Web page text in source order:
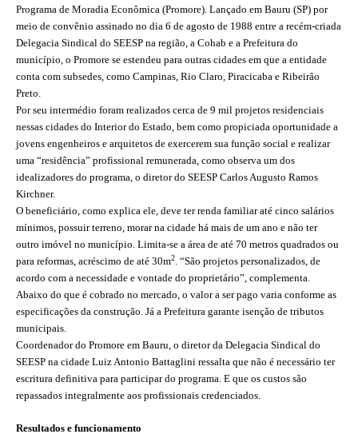
COMPOSIÇÃO
CONSELHOS ASSESSORES
PERSONALIDADES DA TECNOLOGIA
NÚCLEO DA MULHER ENGENHEIRA
TRANSPARÊNCIA
ACORDOS, CONVENÇÕES E DISSÍDIOS
CONTRIBUIÇÕES
CONTRIBUIÇÃO ASSISTENCIAL
CONTRIBUIÇÃO ASSOCIATIVA OU ANUIDADE DE SÓCIO
CONTRIBUIÇÃO SINDICAL URBANA
REVISÃO DE APOSENTADORIA
FGTS EXPURGOS
Programa de Moradia Econômica (Promore). Lançado em Bauru (SP) por
meio de convênio assinado no dia 6 de agosto de 1988 entre a recém-criada
Delegacia Sindical do SEESP na região, a Cohab e a Prefeitura do
município, o Promore se estendeu para outras cidades em que a entidade
conta com subsedes, como Campinas, Rio Claro, Piracicaba e Ribeirão
Preto.
Por seu intermédio foram realizados cerca de 9 mil projetos residenciais
nessas cidades do Interior do Estado, bem como propiciada oportunidade a
jovens engenheiros e arquitetos de exercerem sua função social e realizar
uma “residência” profissional remunerada, como observa um dos
idealizadores do programa, o diretor do SEESP Carlos Augusto Ramos
Kirchner.
O beneficiário, como explica ele, deve ter renda familiar até cinco salários
mínimos, possuir terreno, morar na cidade há mais de um ano e não ter
outro imóvel no município. Limita-se a área de até 70 metros quadrados ou
para reformas, acréscimo de até 30m2. “São projetos personalizados, de
acordo com a necessidade e vontade do proprietário”, complementa.
Abaixo do que é cobrado no mercado, o valor a ser pago varia conforme as
especificações da construção. Já a Prefeitura garante isenção de tributos
municipais.
Coordenador do Promore em Bauru, o diretor da Delegacia Sindical do
SEESP na cidade Luiz Antonio Battaglini ressalta que não é necessário ter
escritura definitiva para participar do programa. E que os custos são
repassados integralmente aos profissionais credenciados.
Resultados e funcionamento